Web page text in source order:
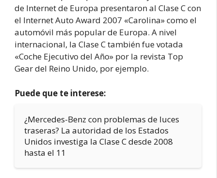
de Internet de Europa presentaron al Clase C con
el Internet Auto Award 2007 «Carolina» como el
automóvil más popular de Europa. A nivel
internacional, la Clase C también fue votada
«Coche Ejecutivo del Año» por la revista Top
Gear del Reino Unido, por ejemplo.
Puede que te interese:
¿Mercedes-Benz con problemas de luces
traseras? La autoridad de los Estados
Unidos investiga la Clase C desde 2008
hasta el 11